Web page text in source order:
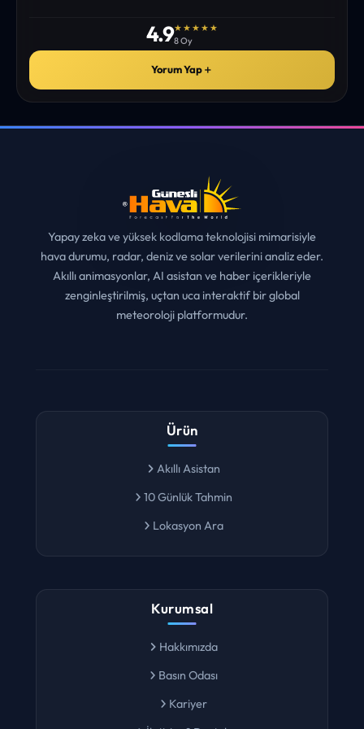
4.9★★★★★
Yapay zeka ve yüksek kodlama teknolojisi mimarisiyle
hava durumu, radar, deniz ve solar verilerini analiz eder.
Akıllı animasyonlar, AI asistan ve haber içerikleriyle
zenginleştirilmiş, uçtan uca interaktif bir global
Ürün
Kurumsal